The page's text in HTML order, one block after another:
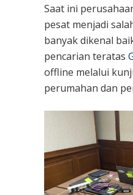
Saat ini
pesat menjadi
banyak dikenal
pencarian teratas
offline melalui
perumahan dan